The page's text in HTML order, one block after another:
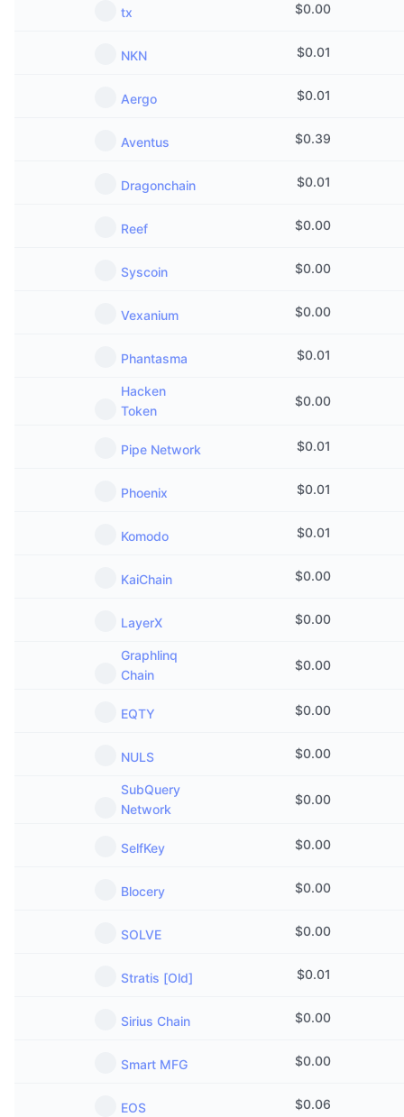
tx $0.00
NKN $0.01
Aergo $0.01
Aventus $0.39
Dragonchain $0.01
Reef $0.00
Syscoin $0.00
Vexanium $0.00
Phantasma $0.01
Hacken
Token
$0.00
Pipe Network $0.01
Phoenix $0.01
Komodo $0.01
KaiChain $0.00
LayerX $0.00
Graphlinq
Chain
$0.00
EQTY $0.00
NULS $0.00
SubQuery
Network
$0.00
SelfKey $0.00
Blocery $0.00
SOLVE $0.00
Stratis [Old] $0.01
Sirius Chain $0.00
Smart MFG $0.00
EOS $0.06